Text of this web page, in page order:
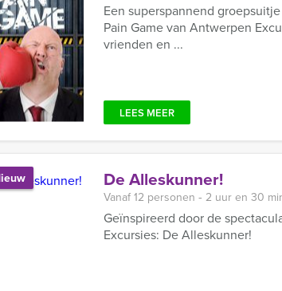
Een superspannend
Pain Game van Antwerpen
vrienden en ...
LEES MEER
De Alleskunner!
Vanaf 12 personen ‐ 2 uur en 30
Geïnspireerd door de
Excursies: De Alleskunner!